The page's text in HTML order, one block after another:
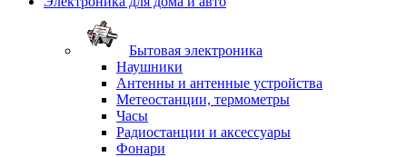
Бытовая электроника
Наушники
Антенны и антенные устройства
Метеостанции, термометры
Часы
Радиостанции и аксессуары
Фонари